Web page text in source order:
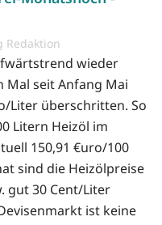
Redaktion
wieder
seit Anfang Mai
Liter überschritten. So
Litern Heizöl im
150,91 €uro/100
sind die Heizölpreise
gut 30 Cent/Liter
ist keine